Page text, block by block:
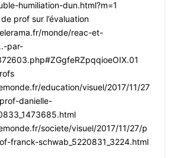
humiliation-dun.html?m=1
prof sur l’évaluation
monde/reac-et-
par-
education/visuel/2017/11/27
danielle-
societe/visuel/2017/11/27/p
franck-schwab_5220831_3224.html